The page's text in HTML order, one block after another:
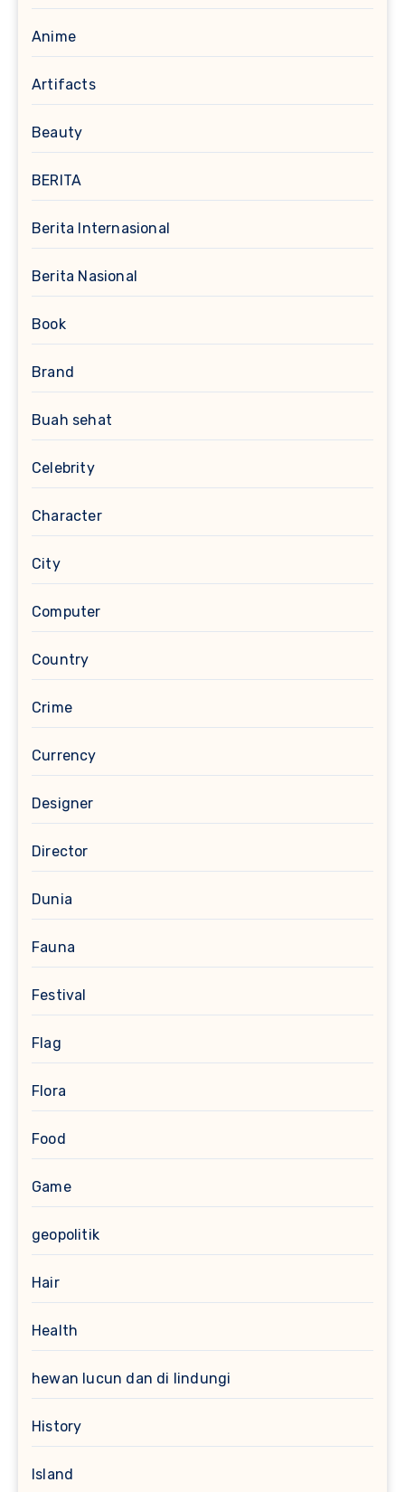
Anime
Artifacts
Beauty
BERITA
Berita Internasional
Berita Nasional
Book
Brand
Buah sehat
Celebrity
Character
City
Computer
Country
Crime
Currency
Designer
Director
Dunia
Fauna
Festival
Flag
Flora
Food
Game
geopolitik
Hair
Health
hewan lucun dan di lindungi
History
Island